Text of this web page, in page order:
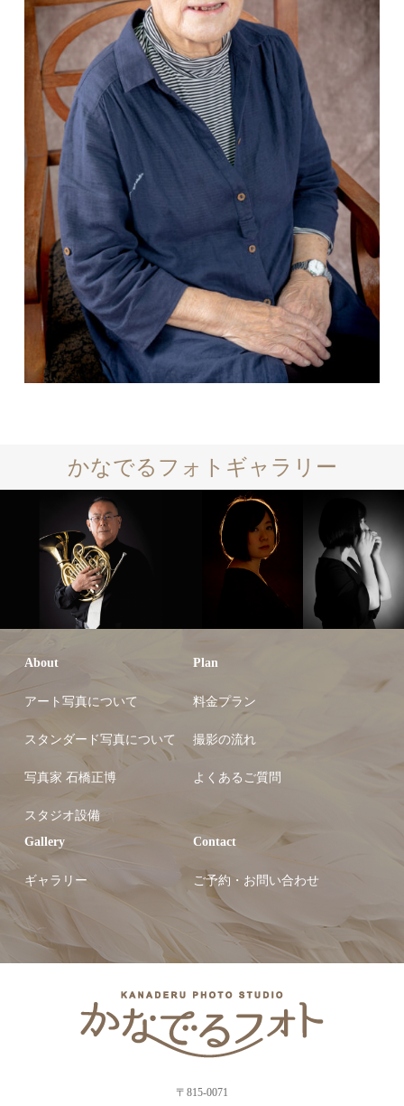
かなでるフォトギャラリー
About
アート写真について
スタンダード写真について
写真家 石橋正博
スタジオ設備
Plan
料金プラン
撮影の流れ
よくあるご質問
Gallery
ギャラリー
Contact
ご予約・お問い合わせ
〒815-0071